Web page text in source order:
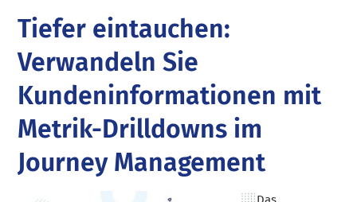
Tiefer eintauchen:
Verwandeln Sie
Kundeninformationen mit
Metrik-Drilldowns im
Journey Management